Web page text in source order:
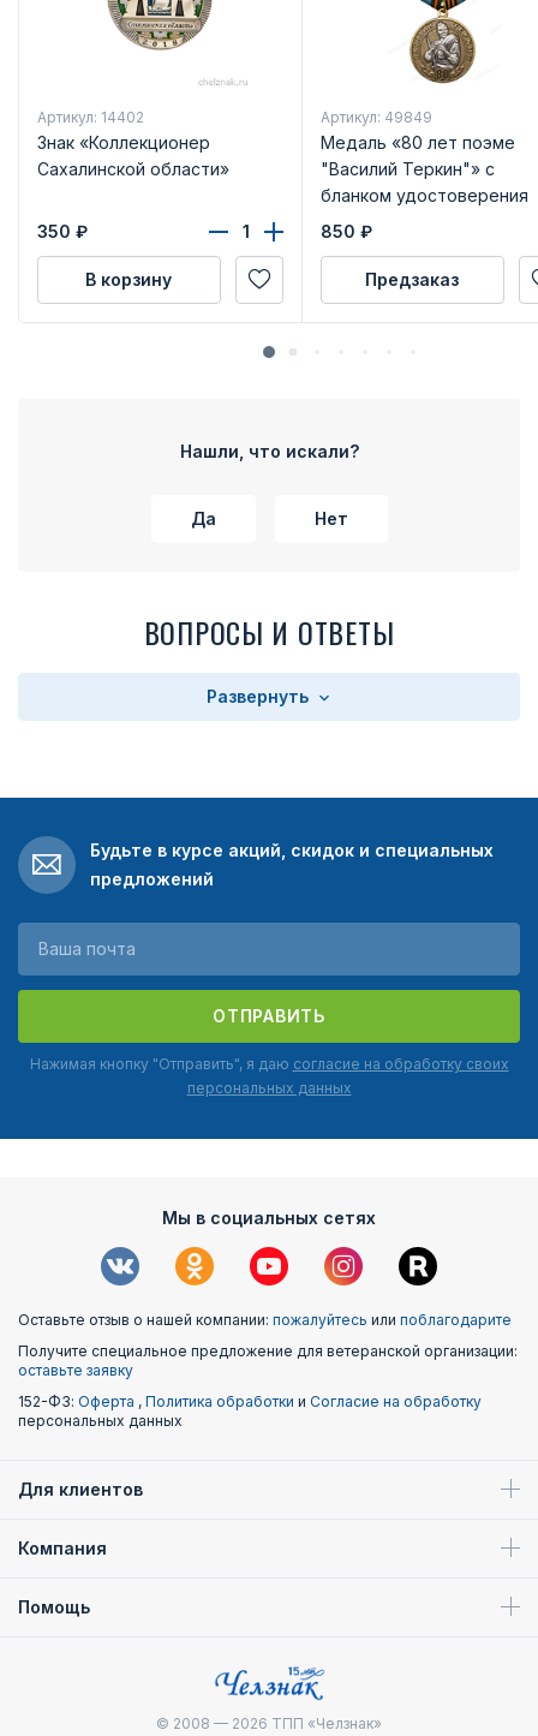
Артикул: 14402
Знак «Коллекционер
Сахалинской области»
350 ₽
В корзину
Артикул: 49849
Медаль «80 лет поэме
"Василий Теркин"» с
бланком удостоверения
850 ₽
Предзаказ
Нашли, что искали?
Да Нет
ВОПРОСЫ И ОТВЕТЫ
Развернуть
Будьте в курсе акций, скидок и специальных
предложений
ОТПРАВИТЬ
Нажимая кнопку "Отправить", я даю согласие на обработку своих
персональных данных
Мы в социальных сетях
Оставьте отзыв о нашей компании: пожалуйтесь или поблагодарите
Получите специальное предложение для ветеранской организации:
оставьте заявку
152-ФЗ: Оферта , Политика обработки и Согласие на обработку
персональных данных
Для клиентов
Компания
Помощь
© 2008 — 2026 ТПП «Челзнак»